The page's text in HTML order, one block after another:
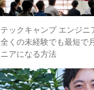
テックキャンプ エンジニ
全くの未経験でも最短で
ニアになる方法